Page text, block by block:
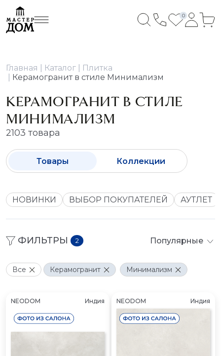
0
Главная Каталог
Плитка
Керамогранит в стиле Минимализм
КЕРАМОГРАНИТ В СТИЛЕ
МИНИМАЛИЗМ
2103 товара
Товары Коллекции
НОВИНКИ ВЫБОР ПОКУПАТЕЛЕЙ АУТЛЕТ
ФИЛЬТРЫ 2 Популярные
Все Керамогранит Минимализм
NEODOM Индия NEODOM Индия